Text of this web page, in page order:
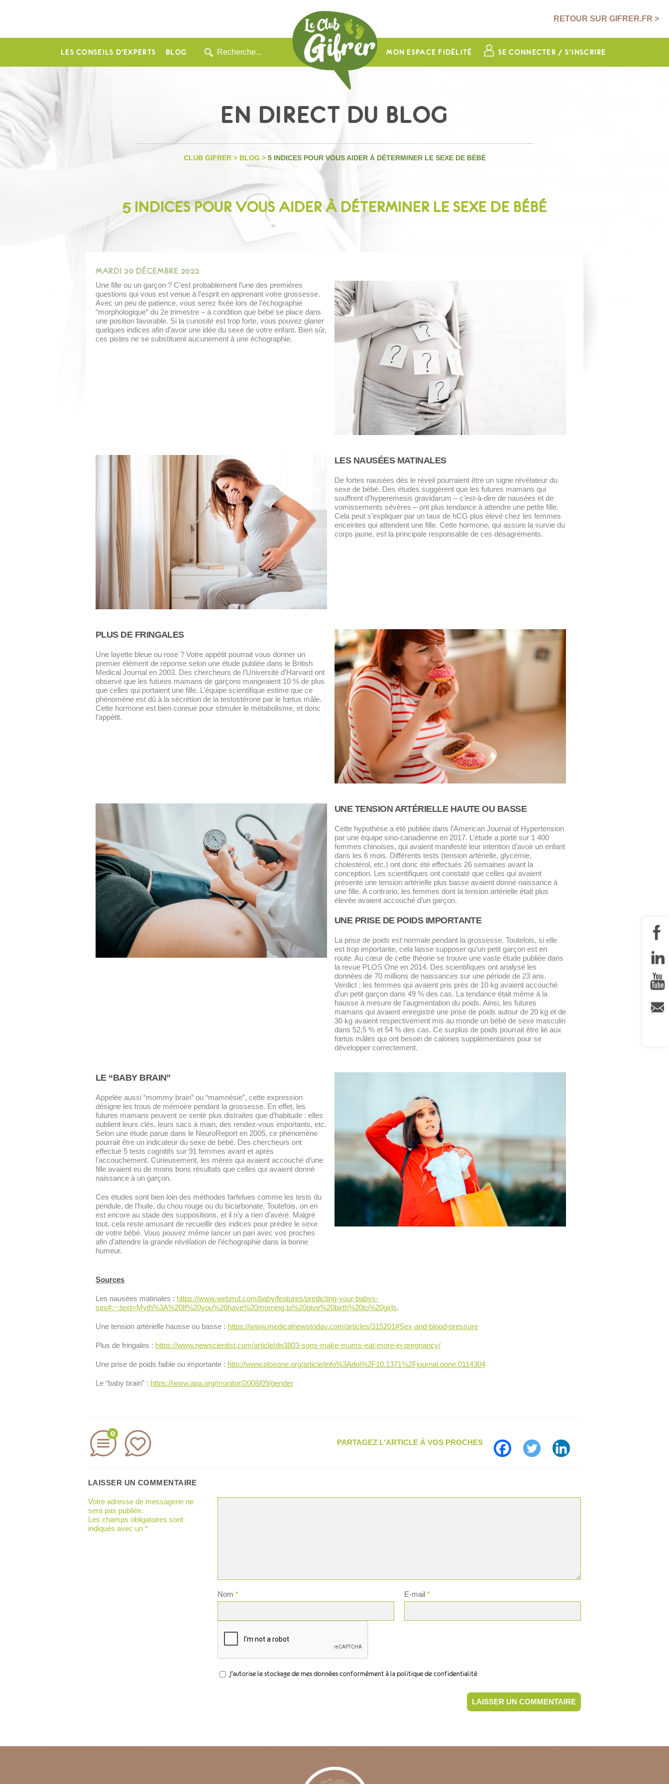
RETOUR SUR GIFRER.FR >
LES CONSEILS D’EXPERTS BLOG MON ESPACE FIDÉLITÉ SE CONNECTER / S'INSCRIRE
EN DIRECT DU BLOG
CLUB GIFRER> BLOG > 5 INDICES POUR VOUS AIDER À DÉTERMINER LE SEXE DE BÉBÉ
5 INDICES POUR VOUS AIDER À DÉTERMINER LE SEXE DE BÉBÉ
MARDI 20 DÉCEMBRE 2022
Une fille ou un garçon ? C’est probablement l’une des premières
questions qui vous est venue à l’esprit en apprenant votre grossesse.
Avec un peu de patience, vous serez fixée lors de l’échographie
“morphologique” du 2e trimestre – à condition que bébé se place dans
une position favorable. Si la curiosité est trop forte, vous pouvez glaner
quelques indices afin d’avoir une idée du sexe de votre enfant. Bien sûr,
ces pistes ne se substituent aucunement à une échographie.
LES NAUSÉES MATINALES
De fortes nausées dès le réveil pourraient être un signe révélateur du
sexe de bébé. Des études suggèrent que les futures mamans qui
souffrent d’hyperemesis gravidarum – c’est-à-dire de nausées et de
vomissements sévères – ont plus tendance à attendre une petite fille.
Cela peut s’expliquer par un taux de hCG plus élevé chez les femmes
enceintes qui attendent une fille. Cette hormone, qui assure la survie du
corps jaune, est la principale responsable de ces désagréments.
PLUS DE FRINGALES
Une layette bleue ou rose ? Votre appétit pourrait vous donner un
premier élément de réponse selon une étude publiée dans le British
Medical Journal en 2003. Des chercheurs de l’Université d’Harvard ont
observé que les futures mamans de garçons mangeaient 10 % de plus
que celles qui portaient une fille. L’équipe scientifique estime que ce
phénomène est dû à la sécrétion de la testostérone par le fœtus mâle.
Cette hormone est bien connue pour stimuler le métabolisme, et donc
l’appétit.
UNE TENSION ARTÉRIELLE HAUTE OU BASSE
Cette hypothèse a été publiée dans l’American Journal of Hypertension
par une équipe sino-canadienne en 2017. L’étude a porté sur 1 400
femmes chinoises, qui avaient manifesté leur intention d’avoir un enfant
dans les 6 mois. Différents tests (tension artérielle, glycémie,
cholestérol, etc.) ont donc été effectués 26 semaines avant la
conception. Les scientifiques ont constaté que celles qui avaient
présenté une tension artérielle plus basse avaient donné naissance à
une fille. A contrario, les femmes dont la tension artérielle était plus
élevée avaient accouché d’un garçon.
UNE PRISE DE POIDS IMPORTANTE
La prise de poids est normale pendant la grossesse. Toutefois, si elle
est trop importante, cela laisse supposer qu’un petit garçon est en
route. Au cœur de cette théorie se trouve une vaste étude publiée dans
la revue PLOS One en 2014. Des scientifiques ont analysé les
données de 70 millions de naissances sur une période de 23 ans.
Verdict : les femmes qui avaient pris près de 10 kg avaient accouché
d’un petit garçon dans 49 % des cas. La tendance était même à la
hausse à mesure de l’augmentation du poids. Ainsi, les futures
mamans qui avaient enregistré une prise de poids autour de 20 kg et de
30 kg avaient respectivement mis au monde un bébé de sexe masculin
dans 52,5 % et 54 % des cas. Ce surplus de poids pourrait être lié aux
fœtus mâles qui ont besoin de calories supplémentaires pour se
développer correctement.
LE “BABY BRAIN”
Appelée aussi “mommy brain” ou “mamnésie”, cette expression
désigne les trous de mémoire pendant la grossesse. En effet, les
futures mamans peuvent se sentir plus distraites que d’habitude : elles
oublient leurs clés, leurs sacs à main, des rendez-vous importants, etc.
Selon une étude parue dans le NeuroReport en 2005, ce phénomène
pourrait être un indicateur du sexe de bébé. Des chercheurs ont
effectué 5 tests cognitifs sur 91 femmes avant et après
l’accouchement. Curieusement, les mères qui avaient accouché d’une
fille avaient eu de moins bons résultats que celles qui avaient donné
naissance à un garçon.
Ces études sont bien loin des méthodes farfelues comme les tests du
pendule, de l’huile, du chou rouge ou du bicarbonate. Toutefois, on en
est encore au stade des suppositions, et il n’y a rien d’avéré. Malgré
tout, cela reste amusant de recueillir des indices pour prédire le sexe
de votre bébé. Vous pouvez même lancer un pari avec vos proches
afin d’attendre la grande révélation de l’échographie dans la bonne
humeur.
Sources
Les nausées matinales : https://www.webmd.com/baby/features/predicting-your-babys-
sex#:~:text=Myth%3A%20If%20you%20have%20morning,to%20give%20birth%20to%20girls.
Une tension artérielle hausse ou basse : https://www.medicalnewstoday.com/articles/315201#Sex-and-blood-pressure
Plus de fringales : https://www.newscientist.com/article/dn3803-sons-make-mums-eat-more-in-pregnancy/
Une prise de poids faible ou importante : http://www.plosone.org/article/info%3Adoi%2F10.1371%2Fjournal.pone.0114304
Le “baby brain” : https://www.apa.org/monitor/2008/09/gender
0
PARTAGEZ L'ARTICLE À VOS PROCHES
LAISSER UN COMMENTAIRE
Votre adresse de messagerie ne
sera pas publiée.
Les champs obligatoires sont
indiqués avec un *
Nom * E-mail *
J'autorise le stockage de mes données conformément à la politique de confidentialité